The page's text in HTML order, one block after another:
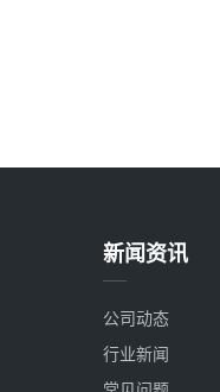
新闻资讯
公司动态
行业新闻